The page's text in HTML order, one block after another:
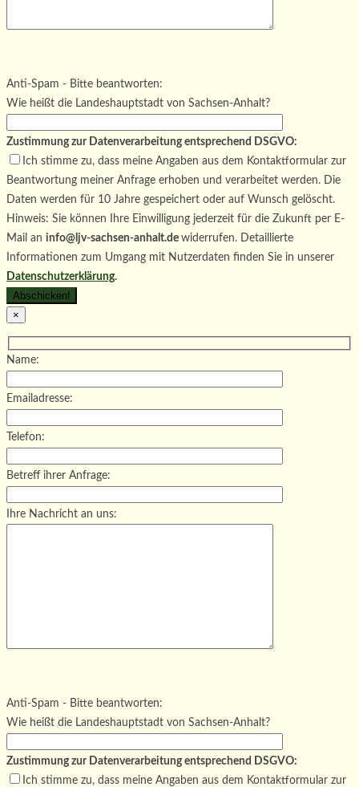
Bitte lasse dieses Feld leer.
Anti-Spam - Bitte beantworten:
Wie heißt die Landeshauptstadt von Sachsen-Anhalt?
Zustimmung zur Datenverarbeitung entsprechend DSGVO:
Ich stimme zu, dass meine Angaben aus dem Kontaktformular zur
Beantwortung meiner Anfrage erhoben und verarbeitet werden. Die
Daten werden für 10 Jahre gespeichert oder auf Wunsch gelöscht.
Hinweis: Sie können Ihre Einwilligung jederzeit für die Zukunft per E-
Mail an info@ljv-sachsen-anhalt.de widerrufen. Detaillierte
Informationen zum Umgang mit Nutzerdaten finden Sie in unserer
Datenschutzerklärung.
×
Name:
Emailadresse:
Telefon:
Betreff ihrer Anfrage:
Ihre Nachricht an uns:
Bitte lasse dieses Feld leer.
Anti-Spam - Bitte beantworten:
Wie heißt die Landeshauptstadt von Sachsen-Anhalt?
Zustimmung zur Datenverarbeitung entsprechend DSGVO:
Ich stimme zu, dass meine Angaben aus dem Kontaktformular zur